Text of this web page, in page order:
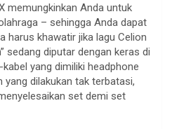
memungkinkan Anda untuk
– sehingga Anda dapat
harus khawatir jika lagu Celion
sedang diputar dengan keras di
yang dimiliki headphone
dilakukan tak terbatasi,
set demi set